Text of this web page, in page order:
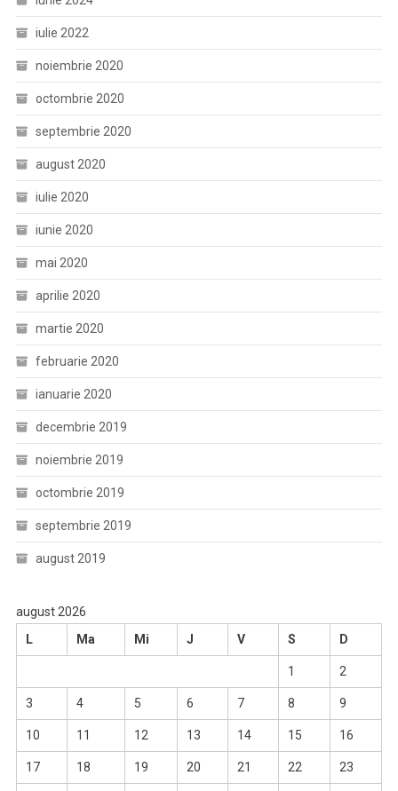
iulie 2022
noiembrie 2020
octombrie 2020
septembrie 2020
august 2020
iulie 2020
iunie 2020
mai 2020
aprilie 2020
martie 2020
februarie 2020
ianuarie 2020
decembrie 2019
noiembrie 2019
octombrie 2019
septembrie 2019
august 2019
august 2026
L
Ma Mi J V S D
1 2
3 4 5 6 7 8 9
10 11 12 13 14 15 16
17 18 19 20 21 22 23